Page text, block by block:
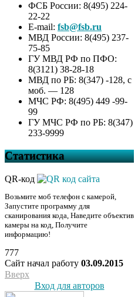
ФСБ России: 8(495) 224-
22-22
E-mail: fsb@fsb.ru
МВД России: 8(495) 237-
75-85
ГУ МВД РФ по ПФО:
8(3121) 38-28-18
МВД по РБ: 8(347) -128, с
моб. — 128
МЧС РФ: 8(495) 449 -99-
99
ГУ МЧС РФ по РБ: 8(347)
233-9999
Статистика
QR-код
Возьмите моб телефон с камерой,
Запустите программу для
сканирования кода, Наведите объектив
камеры на код, Получите
информацию!
777
Сайт начал работу 03.09.2015
Вверх
Вход для авторов